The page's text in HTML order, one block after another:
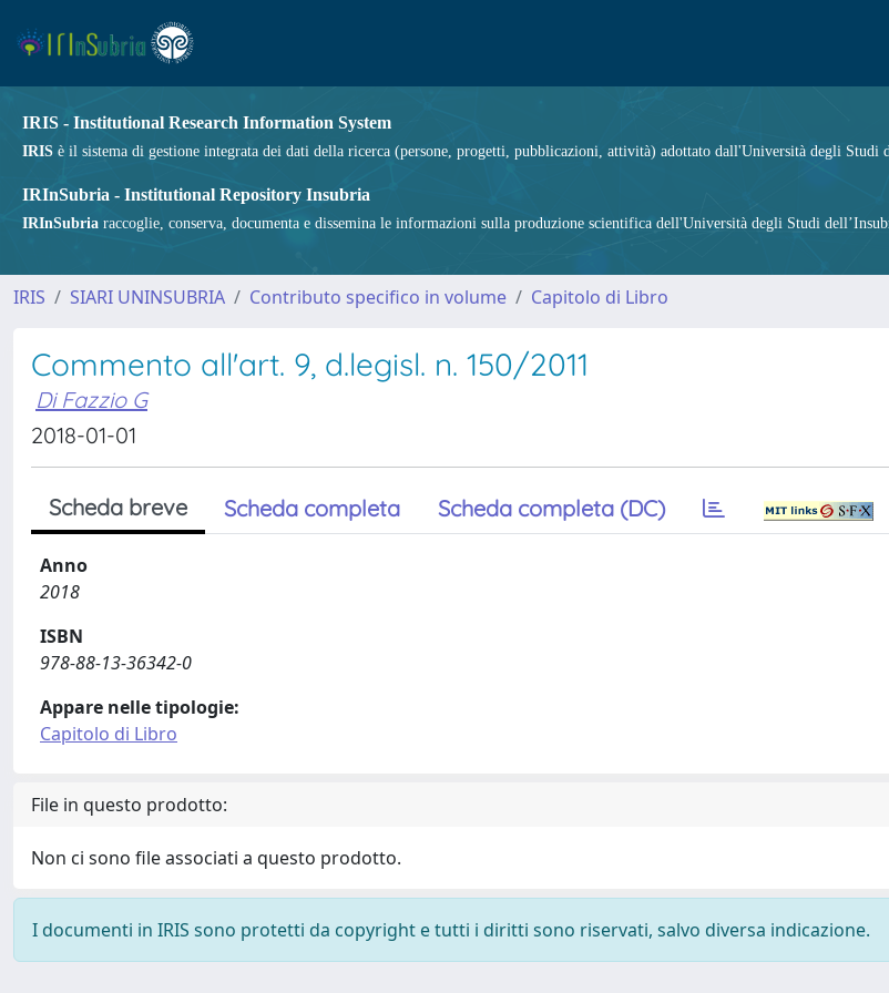
IRIS - Institutional Research Information System
IRIS è il sistema di gestione integrata dei dati della ricerca (persone, progetti, pubblicazioni, attività) adottato dall'Università degli Studi
IRInSubria - Institutional Repository Insubria
IRInSubria raccoglie, conserva, documenta e dissemina le informazioni sulla produzione scientifica dell'Università degli Studi
IRIS SIARI UNINSUBRIA Contributo specifico in volume Capitolo di Libro
Commento all'art. 9, d.legisl. n. 150/2011
Di Fazzio G
2018-01-01
Scheda breve Scheda completa Scheda completa (DC)
Anno
2018
ISBN
978-88-13-36342-0
Appare nelle tipologie:
Capitolo di Libro
File in questo prodotto:
Non ci sono file associati a questo prodotto.
I documenti in IRIS sono protetti da copyright e tutti i diritti sono riservati, salvo diversa indicazione.